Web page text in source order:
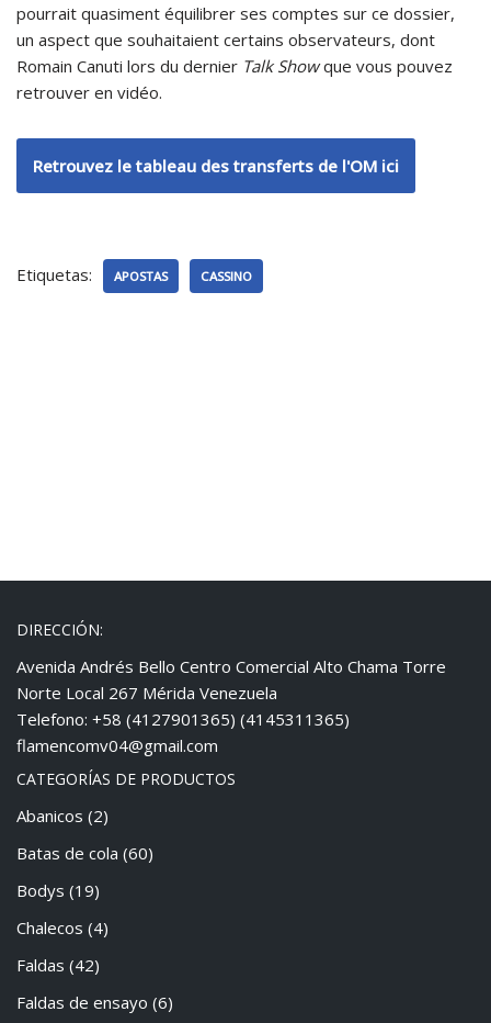
pourrait quasiment équilibrer ses comptes sur ce dossier,
un aspect que souhaitaient certains observateurs, dont
Romain Canuti lors du dernier Talk Showque vous pouvez
retrouver en vidéo.
Retrouvez le tableau des transferts de l'OM ici
Etiquetas: APOSTAS CASSINO
DIRECCIÓN:
Avenida Andrés Bello Centro Comercial Alto Chama Torre
Norte Local 267 Mérida Venezuela
Telefono: +58 (4127901365) (4145311365)
flamencomv04@gmail.com
CATEGORÍAS DE PRODUCTOS
Abanicos (2)
Batas de cola (60)
Bodys (19)
Chalecos (4)
Faldas (42)
Faldas de ensayo (6)